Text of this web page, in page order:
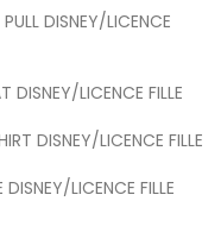
DISNEY/LICENCE
DISNEY/LICENCE FILLE
DISNEY/LICENCE FILLE
DISNEY/LICENCE FILLE